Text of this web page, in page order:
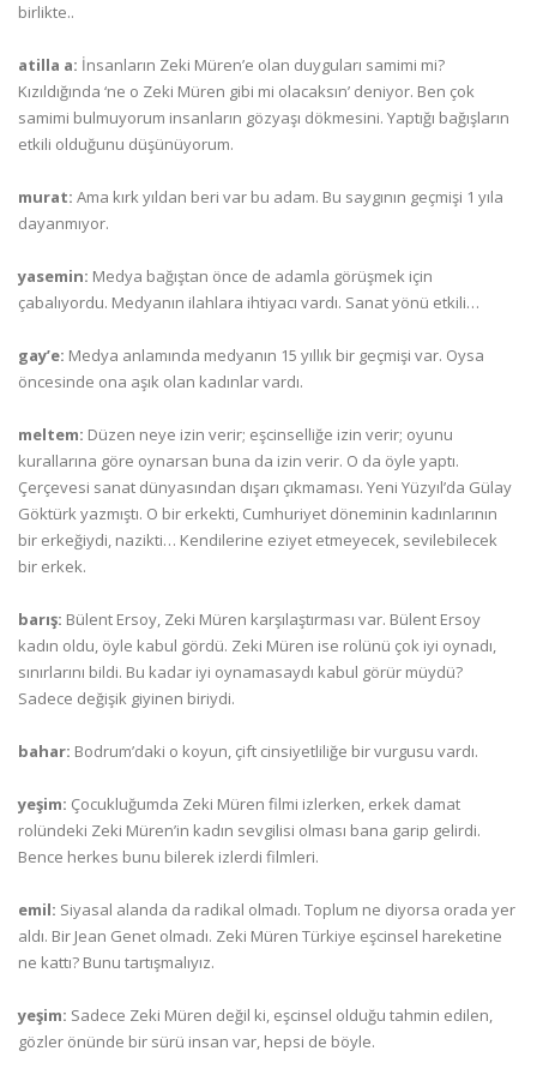
birlikte..
atilla a: İnsanların Zeki Müren’e olan duyguları samimi mi?
Kızıldığında ‘ne o Zeki Müren gibi mi olacaksın’ deniyor. Ben çok
samimi bulmuyorum insanların gözyaşı dökmesini. Yaptığı bağışların
etkili olduğunu düşünüyorum.
murat: Ama kırk yıldan beri var bu adam. Bu saygının geçmişi 1 yıla
dayanmıyor.
yasemin: Medya bağıştan önce de adamla görüşmek için
çabalıyordu. Medyanın ilahlara ihtiyacı vardı. Sanat yönü etkili…
gay’e: Medya anlamında medyanın 15 yıllık bir geçmişi var. Oysa
öncesinde ona aşık olan kadınlar vardı.
meltem: Düzen neye izin verir; eşcinselliğe izin verir; oyunu
kurallarına göre oynarsan buna da izin verir. O da öyle yaptı.
Çerçevesi sanat dünyasından dışarı çıkmaması. Yeni Yüzyıl’da Gülay
Göktürk yazmıştı. O bir erkekti, Cumhuriyet döneminin kadınlarının
bir erkeğiydi, nazikti… Kendilerine eziyet etmeyecek, sevilebilecek
bir erkek.
barış: Bülent Ersoy, Zeki Müren karşılaştırması var. Bülent Ersoy
kadın oldu, öyle kabul gördü. Zeki Müren ise rolünü çok iyi oynadı,
sınırlarını bildi. Bu kadar iyi oynamasaydı kabul görür müydü?
Sadece değişik giyinen biriydi.
bahar: Bodrum’daki o koyun, çift cinsiyetliliğe bir vurgusu vardı.
yeşim: Çocukluğumda Zeki Müren filmi izlerken, erkek damat
rolündeki Zeki Müren’in kadın sevgilisi olması bana garip gelirdi.
Bence herkes bunu bilerek izlerdi filmleri.
emil: Siyasal alanda da radikal olmadı. Toplum ne diyorsa orada yer
aldı. Bir Jean Genet olmadı. Zeki Müren Türkiye eşcinsel hareketine
ne kattı? Bunu tartışmalıyız.
yeşim: Sadece Zeki Müren değil ki, eşcinsel olduğu tahmin edilen,
gözler önünde bir sürü insan var, hepsi de böyle.